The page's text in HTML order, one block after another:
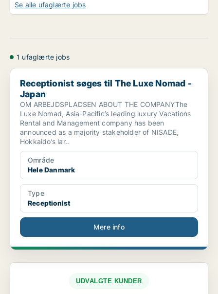
Se alle ufaglærte jobs
1 ufaglærte jobs
Receptionist søges til The Luxe Nomad - Japan
Receptionist søges til The Luxe Nomad -
Japan
OM ARBEJDSPLADSEN ABOUT THE COMPANYThe
Luxe Nomad, Asia-Pacific’s leading luxury Vacations
Rental and Management company has been
announced as a majority stakeholder of NISADE,
Hokkaido’s lar..
Område
Hele Danmark
Type
Receptionist
Mere info
UDVALGTE KUNDER